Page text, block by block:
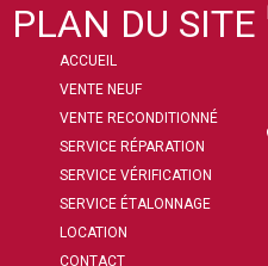
PLAN DU SITE
ACCUEIL
VENTE NEUF
VENTE RECONDITIONNÉ
SERVICE RÉPARATION
SERVICE VÉRIFICATION
SERVICE ÉTALONNAGE
LOCATION
CONTACT